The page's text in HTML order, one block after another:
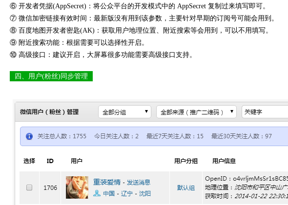
⑥ 开发者凭据(AppSecret)：将公众平台的开发模式中的 AppSecret 复制过来填写即可。
⑦ 微信加密链接有效时间：最新版没有用到该参数，主要针对早期的订阅号可能会用到。
⑧ 百度地图开发者密匙(AK)：获取用户地理位置、附近搜索等会用到，可以不用填写。
⑨ 附近搜索功能：根据需要可以选择性开启。
⑩ 高级接口：建议开启，大屏幕很多功能需要高级接口支持。
四、用户(粉丝)同步管理